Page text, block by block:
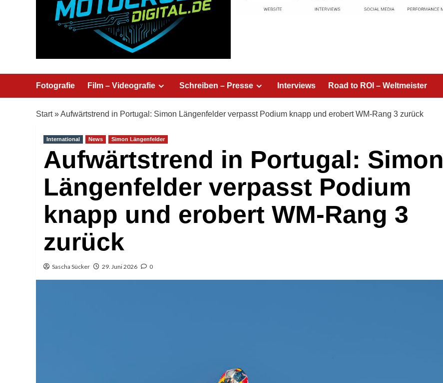
Fotografie Film – Videografie Schreiben – Presse Interviews Road to ROI – Weltmeister
Start»Aufwärtstrend in Portugal: Simon Längenfelder verpasst Podium knapp und erobert WM-Rang 3 zurück
International News Simon Längenfelder
Aufwärtstrend in Portugal: Simon
Längenfelder verpasst Podium
knapp und erobert WM-Rang 3
zurück
Sascha Sücker 29. Juni 2026 0